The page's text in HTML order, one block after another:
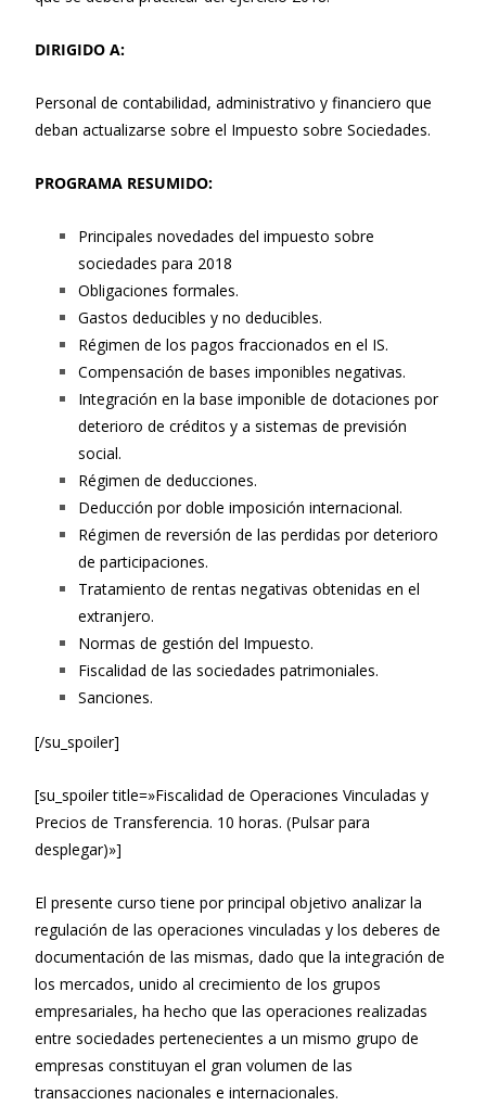
DIRIGIDO A:
Personal de contabilidad, administrativo y financiero que
deban actualizarse sobre el Impuesto sobre Sociedades.
PROGRAMA RESUMIDO:
Principales novedades del impuesto sobre
sociedades para 2018
Obligaciones formales.
Gastos deducibles y no deducibles.
Régimen de los pagos fraccionados en el IS.
Compensación de bases imponibles negativas.
Integración en la base imponible de dotaciones por
deterioro de créditos y a sistemas de previsión
social.
Régimen de deducciones.
Deducción por doble imposición internacional.
Régimen de reversión de las perdidas por deterioro
de participaciones.
Tratamiento de rentas negativas obtenidas en el
extranjero.
Normas de gestión del Impuesto.
Fiscalidad de las sociedades patrimoniales.
Sanciones.
[/su_spoiler]
[su_spoiler title=»Fiscalidad de Operaciones Vinculadas y
Precios de Transferencia. 10 horas. (Pulsar para
desplegar)»]
El presente curso tiene por principal objetivo analizar la
regulación de las operaciones vinculadas y los deberes de
documentación de las mismas, dado que la integración de
los mercados, unido al crecimiento de los grupos
empresariales, ha hecho que las operaciones realizadas
entre sociedades pertenecientes a un mismo grupo de
empresas constituyan el gran volumen de las
transacciones nacionales e internacionales.